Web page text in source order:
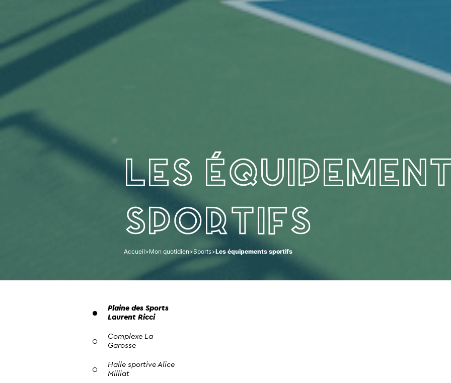
Les
sportifs
Accueil>Mon quotidien>Sports>Les équipements sportifs
Plaine des Sports
Laurent Ricci
Complexe La
Garosse
Halle sportive Alice
Milliat